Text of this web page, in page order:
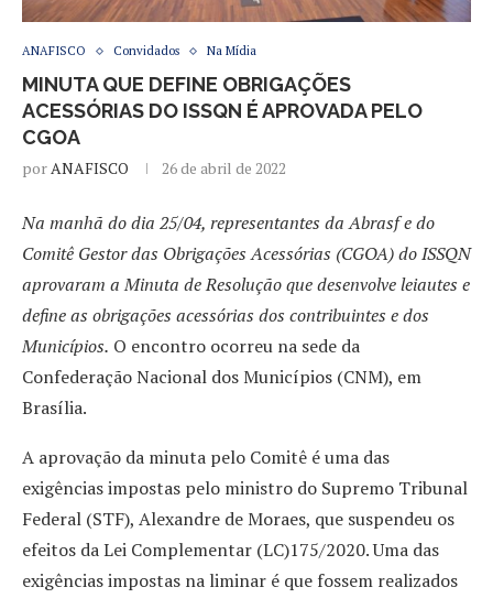
ANAFISCO Convidados Na Mídia
MINUTA QUE DEFINE OBRIGAÇÕES
ACESSÓRIAS DO ISSQN É APROVADA PELO
CGOA
porANAFISCO 26 de abril de 2022
Na manhã do dia 25/04, representantes da Abrasf e do
Comitê Gestor das Obrigações Acessórias (CGOA) do ISSQN
aprovaram a Minuta de Resolução que desenvolve leiautes e
define as obrigações acessórias dos contribuintes e dos
Municípios. O encontro ocorreu na sede da
Confederação Nacional dos Municípios (CNM), em
Brasília.
A aprovação da minuta pelo Comitê é uma das
exigências impostas pelo ministro do Supremo Tribunal
Federal (STF), Alexandre de Moraes, que suspendeu os
efeitos da Lei Complementar (LC)175/2020. Uma das
exigências impostas na liminar é que fossem realizados